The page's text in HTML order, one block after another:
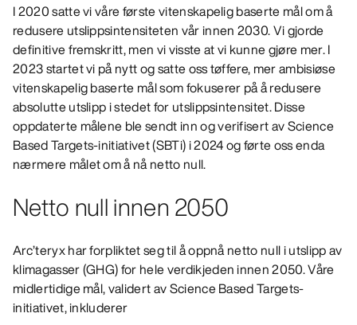
I 2020 satte vi våre første vitenskapelig baserte mål om å
redusere utslippsintensiteten vår innen 2030. Vi gjorde
definitive fremskritt, men vi visste at vi kunne gjøre mer. I
2023 startet vi på nytt og satte oss tøffere, mer ambisiøse
vitenskapelig baserte mål som fokuserer på å redusere
absolutte utslipp i stedet for utslippsintensitet. Disse
oppdaterte målene ble sendt inn og verifisert av Science
Based Targets-initiativet (SBTi) i 2024 og førte oss enda
nærmere målet om å nå netto null.
Netto null innen 2050
Arc’teryx har forpliktet seg til å oppnå netto null i utslipp av
klimagasser (GHG) for hele verdikjeden innen 2050. Våre
midlertidige mål, validert av Science Based Targets-
initiativet, inkluderer